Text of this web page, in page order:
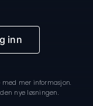
inn
mer informasjon.
nye løsningen.